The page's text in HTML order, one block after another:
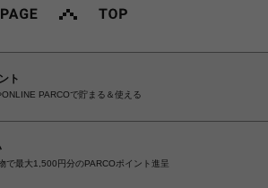
ト
PARCOで貯まる＆使える
で最大1,500円分のPARCOポイント進呈